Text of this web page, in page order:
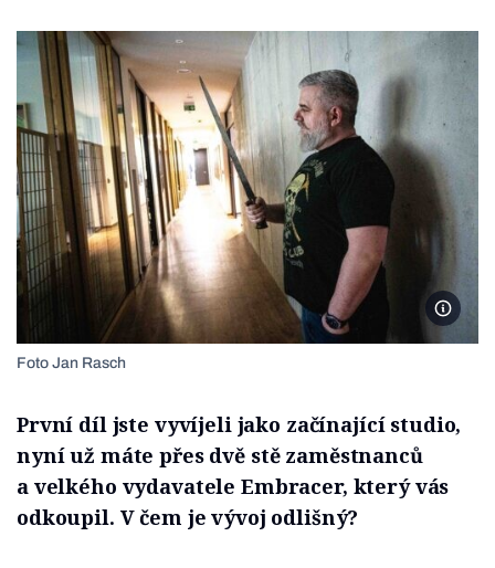
Foto Jan Rasch
První díl jste vyvíjeli jako začínající studio,
nyní už máte přes dvě stě zaměstnanců
a velkého vydavatele Embracer, který vás
odkoupil. V čem je vývoj odlišný?